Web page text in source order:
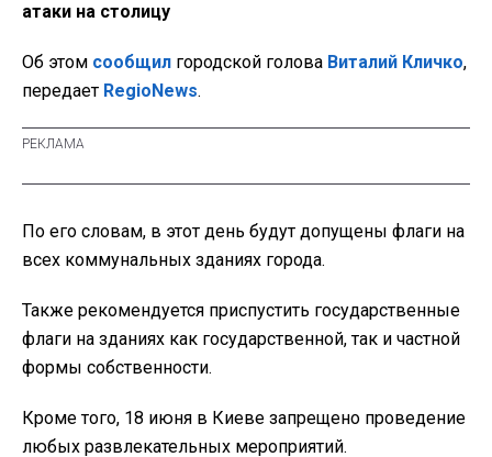
атаки на столицу
Об этом сообщил городской голова Виталий Кличко,
передает RegioNews.
По его словам, в этот день будут допущены флаги на
всех коммунальных зданиях города.
Также рекомендуется приспустить государственные
флаги на зданиях как государственной, так и частной
формы собственности.
Кроме того, 18 июня в Киеве запрещено проведение
любых развлекательных мероприятий.